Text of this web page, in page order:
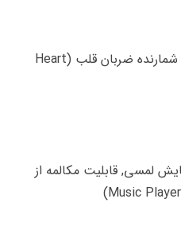
سنجش اکسیژن خون (SPO2), شمارنده ضربان قلب (Heart
لمسی, قابلیت مکالمه از